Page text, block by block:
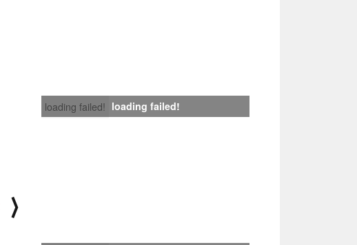
loading failed! loading failed!
⟩